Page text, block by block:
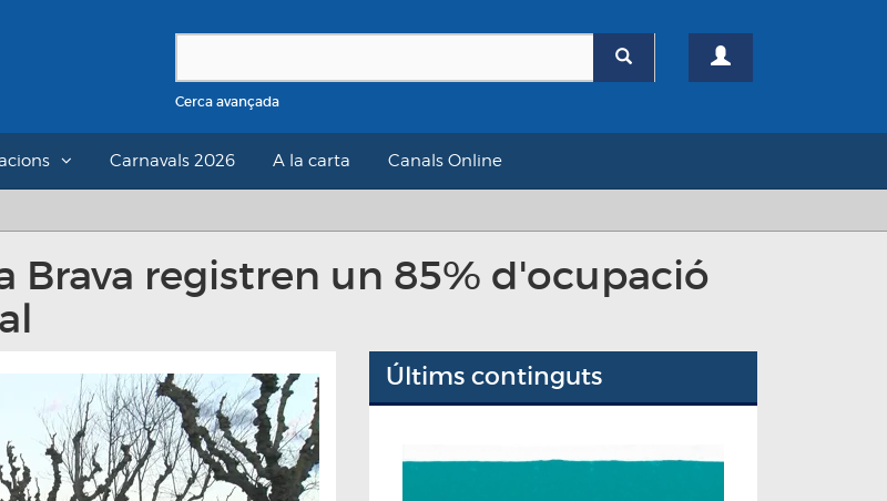
Cerca avançada
Carnavals 2026 A la carta Canals Online
Brava registren un 85% d'ocupació
Últims continguts